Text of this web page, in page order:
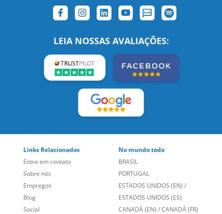
SIGA-NOS:
LEIA NOSSAS AVALIAÇÕES:
Links Relacionados
Entre em contato
Sobre nós
Empregos
Blog
No mundo todo
BRASIL
PORTUGAL
ESTADOS UNIDOS (EN)
ESTADOS UNIDOS (ES)